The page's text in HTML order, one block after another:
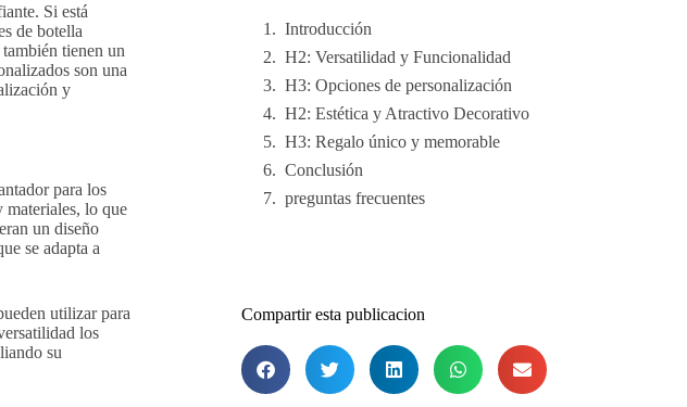
Si está
de botella
tienen un
son una
y
para los
materiales, lo que
un diseño
se adapta a
utilizar para
los
su
Introducción
H2: Versatilidad y Funcionalidad
H3: Opciones de personalización
H2: Estética y Atractivo Decorativo
H3: Regalo único y memorable
Conclusión
preguntas frecuentes
Compartir esta publicacion